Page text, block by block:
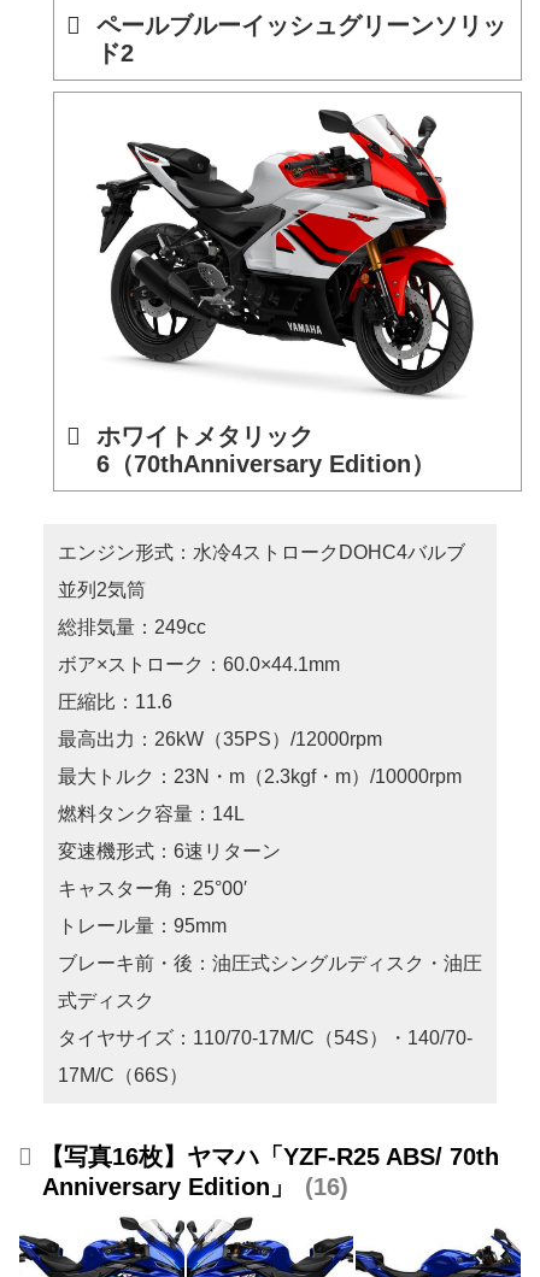
ペールブルーイッシュグリーンソリッ
ド2
ホワイトメタリック
6（70thAnniversary Edition）
エンジン形式：水冷4ストロークDOHC4バルブ
並列2気筒
総排気量：249cc
ボア×ストローク：60.0×44.1mm
圧縮比：11.6
最高出力：26kW（35PS）/12000rpm
最大トルク：23N・m（2.3kgf・m）/10000rpm
燃料タンク容量：14L
変速機形式：6速リターン
キャスター角：25°00′
トレール量：95mm
ブレーキ前・後：油圧式シングルディスク・油圧
式ディスク
タイヤサイズ：110/70-17M/C（54S）・140/70-
17M/C（66S）
【写真16枚】ヤマハ「YZF-R25 ABS/ 70th
Anniversary Edition」
16